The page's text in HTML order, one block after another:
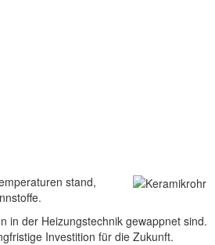
stand,
in der Heizungstechnik gewappnet sind.
Investition für die Zukunft.